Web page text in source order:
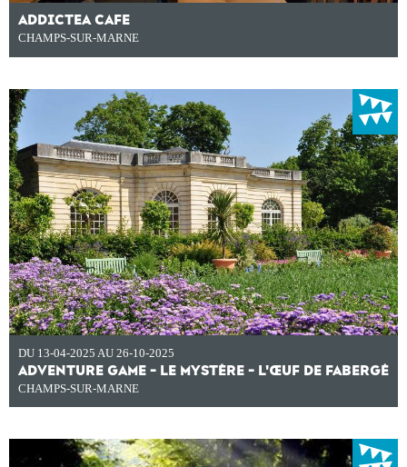
ADDICTEA CAFE
CHAMPS-SUR-MARNE
DU 13-04-2025 AU 26-10-2025
ADVENTURE GAME - LE MYSTÈRE - L'ŒUF DE FABERGÉ
CHAMPS-SUR-MARNE